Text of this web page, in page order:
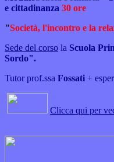
e cittadinanza 30 ore
"Società, l'incontro e la
Sede del corso la Scuola
Sordo".
Tutor prof.ssa Fossati +
Clicca qui per